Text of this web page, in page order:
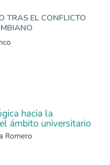
TRAS EL CONFLICTO
hacia la
ámbito universitario
Romero